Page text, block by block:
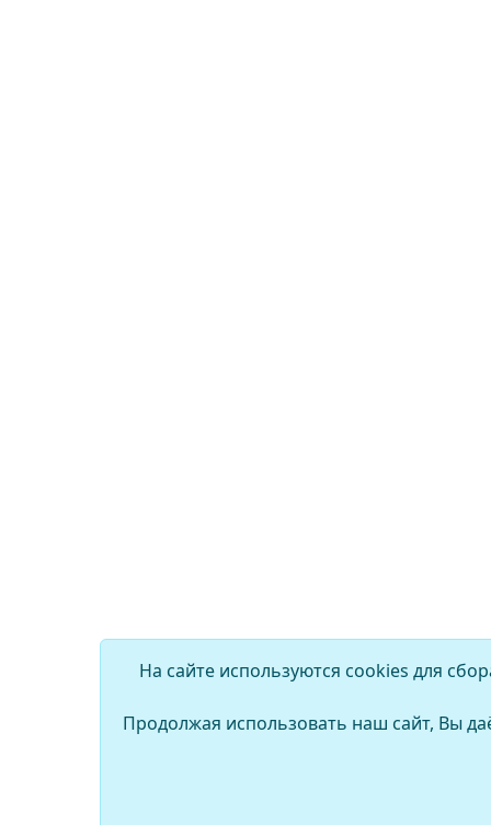
На сайте используются cookies для
Продолжая использовать наш сайт, Вы